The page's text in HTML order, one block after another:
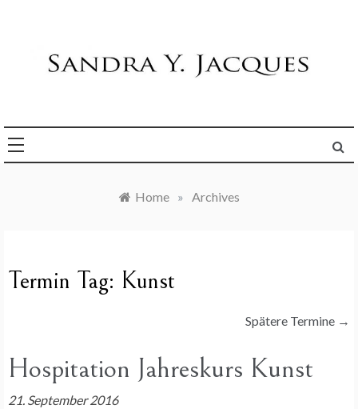
Home » Archives
Termin Tag: Kunst
Spätere Termine →
Hospitation Jahreskurs Kunst
21. September 2016